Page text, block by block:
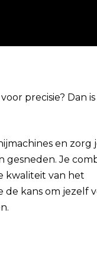
precisie? Dan
en zorg
Je
kwaliteit van het
de kans om jezelf